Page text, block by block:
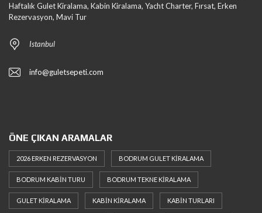
Haftalık Gulet Kiralama, Kabin Kiralama, Yacht Charter, Fırsat, Erken
Rezervasyon, Mavi Tur
Istanbul
info@guletsepeti.com
ÖNE ÇIKAN ARAMALAR
2026 ERKEN REZERVASYON BODRUM GULET KIRALAMA
BODRUM KABIN TURU BODRUM TEKNE KIRALAMA
GULET KIRALAMA KABIN KIRALAMA KABIN TURLARI